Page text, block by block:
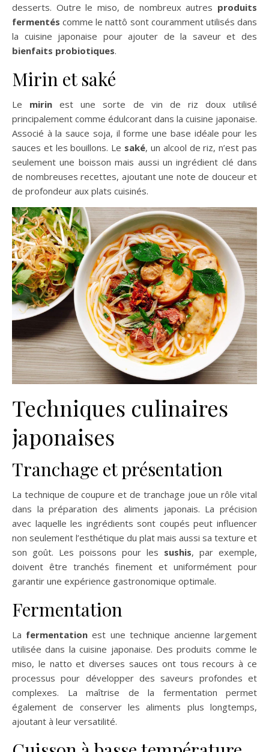
desserts. Outre le miso, de nombreux autres produits
fermentés comme le nattô sont couramment utilisés dans
la cuisine japonaise pour ajouter de la saveur et des
bienfaits probiotiques.
Mirin et saké
Le mirin est une sorte de vin de riz doux utilisé
principalement comme édulcorant dans la cuisine japonaise.
Associé à la sauce soja, il forme une base idéale pour les
sauces et les bouillons. Le saké, un alcool de riz, n’est pas
seulement une boisson mais aussi un ingrédient clé dans
de nombreuses recettes, ajoutant une note de douceur et
de profondeur aux plats cuisinés.
Techniques culinaires
japonaises
Tranchage et présentation
La technique de coupure et de tranchage joue un rôle vital
dans la préparation des aliments japonais. La précision
avec laquelle les ingrédients sont coupés peut influencer
non seulement l’esthétique du plat mais aussi sa texture et
son goût. Les poissons pour les sushis, par exemple,
doivent être tranchés finement et uniformément pour
garantir une expérience gastronomique optimale.
Fermentation
La fermentation est une technique ancienne largement
utilisée dans la cuisine japonaise. Des produits comme le
miso, le natto et diverses sauces ont tous recours à ce
processus pour développer des saveurs profondes et
complexes. La maîtrise de la fermentation permet
également de conserver les aliments plus longtemps,
ajoutant à leur versatilité.